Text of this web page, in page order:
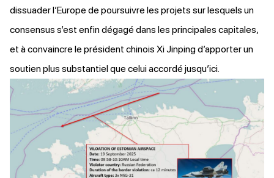
dissuader l’Europe de poursuivre les projets sur lesquels un
consensus s’est enfin dégagé dans les principales capitales,
et à convaincre le président chinois Xi Jinping d’apporter un
soutien plus substantiel que celui accordé jusqu’ici.